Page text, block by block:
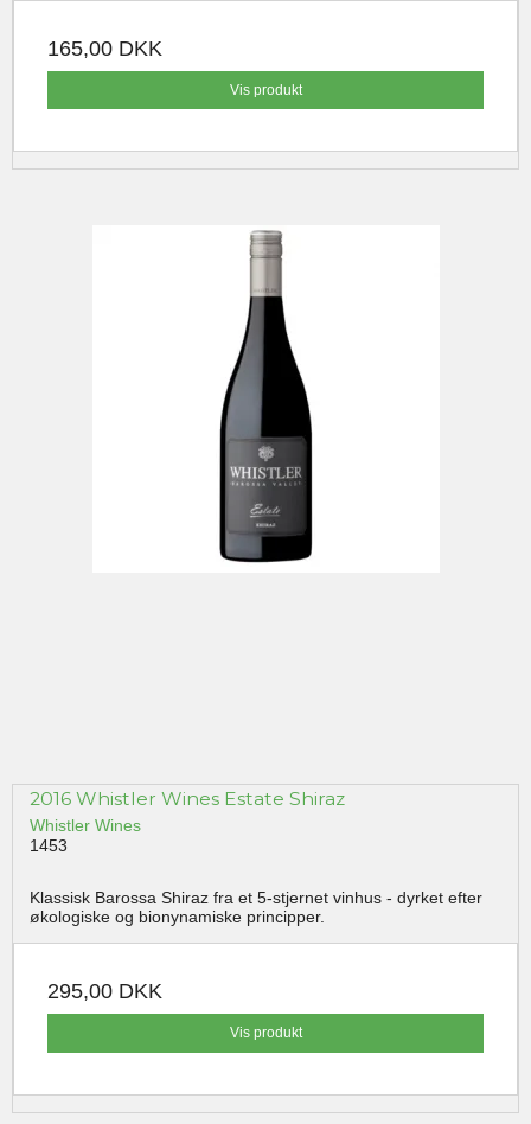
165,00 DKK
Vis produkt
2016 Whistler Wines Estate Shiraz
Whistler Wines
1453
Klassisk Barossa Shiraz fra et 5-stjernet vinhus - dyrket efter
økologiske og bionynamiske principper.
295,00 DKK
Vis produkt